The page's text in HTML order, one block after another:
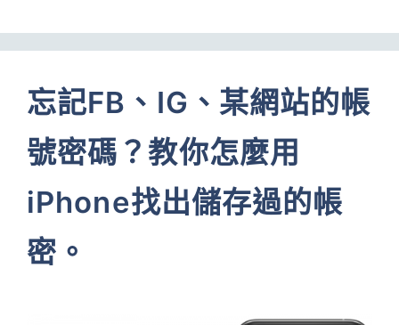
忘記FB、IG、某網站的帳
號密碼？教你怎麼用
iPhone找出儲存過的帳
密。